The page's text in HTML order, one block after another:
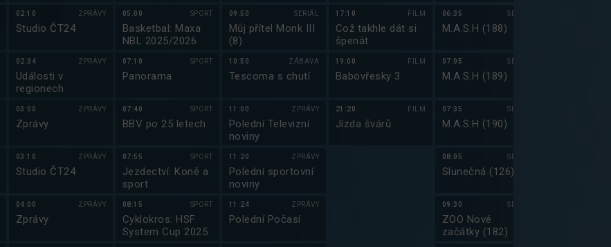
02:10 ZPRÁVY
Studio ČT24
02:34 ZPRÁVY
Události v
regionech
03:00 ZPRÁVY
Zprávy
03:10 ZPRÁVY
Studio ČT24
04:00 ZPRÁVY
Zprávy
05:00 SPORT
Basketbal: Maxa
NBL 2025/2026
07:10 SPORT
Panorama
07:40 SPORT
BBV po 25 letech
07:55 SPORT
Jezdectví: Koně a
sport
08:15 SPORT
Cyklokros: HSF
System Cup 2025
09:50 SERIÁL
Můj přítel Monk III
(8)
10:50 ZÁBAVA
Tescoma s chutí
11:00 ZPRÁVY
Polední Televizní
noviny
11:20 ZPRÁVY
Polední sportovní
noviny
11:24 ZPRÁVY
Polední Počasí
17:10 FILM
Což takhle dát si
špenát
19:00 FILM
Babovřesky 3
21:20 FILM
Jízda švárů
06:35 SERIÁL
M.A.S.H (188)
07:05 SERIÁL
M.A.S.H (189)
07:35 SERIÁL
M.A.S.H (190)
08:05 SERIÁL
Slunečná (126)
09:30 SERIÁL
ZOO Nové
začátky (182)